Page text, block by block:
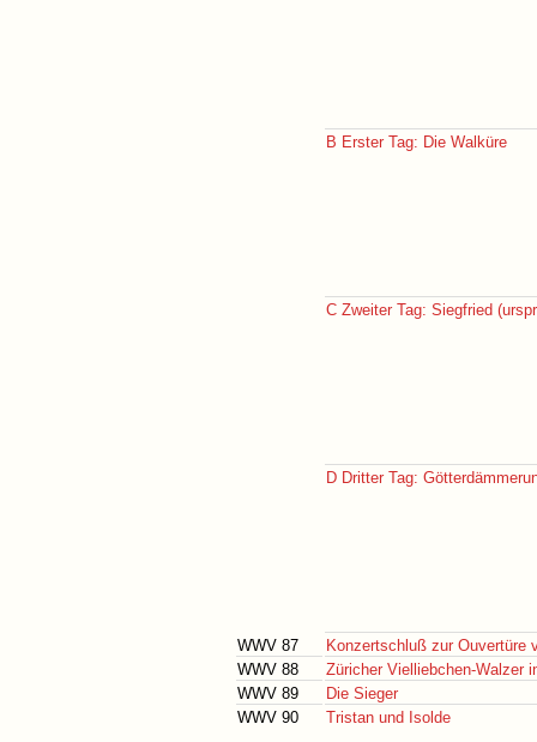
B Erster Tag: Die Walküre
C Zweiter Tag: Siegfried
D Dritter Tag:
WWV 87
Konzertschluß zur
WWV 88
Züricher Vielliebchen-Walzer
WWV 89
Die Sieger
WWV 90
Tristan und Isolde